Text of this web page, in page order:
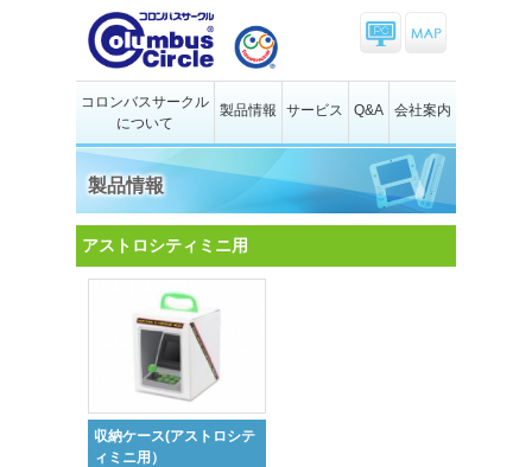
コロンバスサークル
について
製品情報 サービス Q&A 会社案内
製品情報
アストロシティミニ用
収納ケース(アストロシテ
ィミニ用）